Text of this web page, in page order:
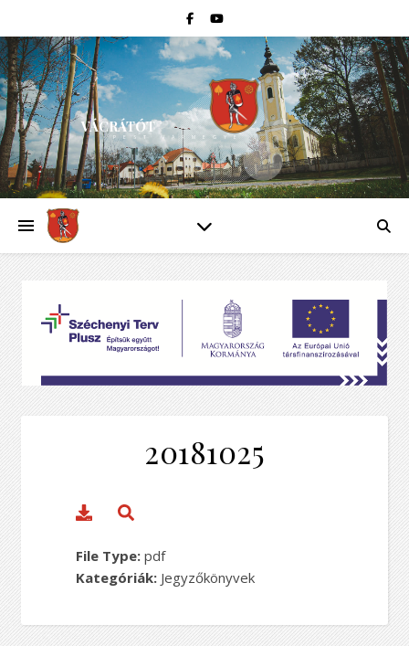
VÁCRÁTÓT
PEST VÁRMEGYE
20181025
File Type: pdf
Kategóriák: Jegyzőkönyvek